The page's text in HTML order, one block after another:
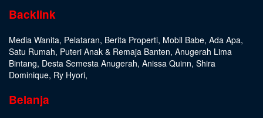
Backlink
Media Wanita, Pelataran, Berita Properti, Mobil Babe, Ada Apa,
Satu Rumah, Puteri Anak & Remaja Banten, Anugerah Lima
Bintang, Desta Semesta Anugerah, Anissa Quinn, Shira
Dominique, Ry Hyori,
Belanja